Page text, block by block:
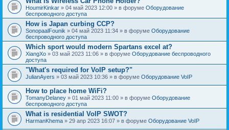
HoumirKinkar » 04 май 2023 12:00 » в форуме Оборудование
беспроводного доступа
How is Japan curbing CCP?
SonopaalFounik » 04 май 2023 11:34 » в форуме Оборудование
беспроводного доступа
Which sport would modern Spartans excel at?
XiangXo » 03 май 2023 11:06 » в форуме Оборудование беспроводного
доступа
"What's required for VoIP setup?"
JulianAyers » 03 май 2023 10:36 » в форуме Оборудование VoIP
How to place home WiFi?
TomanyDelaney » 01 май 2023 11:00 » в форуме Оборудование
беспроводного доступа
What is residential VoIP SWOT?
HarmanKhema » 29 апр 2023 16:07 » в форуме Оборудование VoIP